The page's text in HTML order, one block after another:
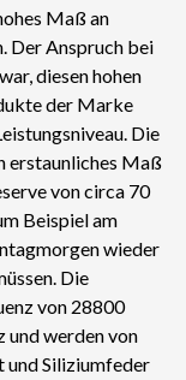
Maß an
Der Anspruch bei
diesen hohen
der Marke
Die
erstaunliches Maß
von circa 70
Beispiel am
wieder
Die
von 28800
und werden von
Siliziumfeder